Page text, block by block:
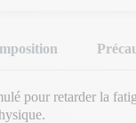
pour retarder la